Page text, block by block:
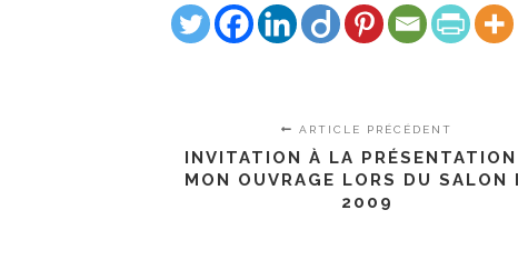
ARTICLE PRÉCÉDENT
INVITATION À LA PRÉSENTATION
MON OUVRAGE LORS DU SALON
2009